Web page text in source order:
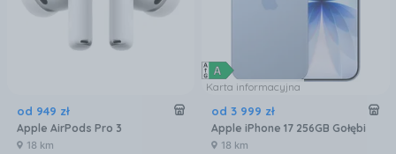
od 949 zł
Apple AirPods Pro 3
18 km
Karta informacyjna
od 3 999 zł
Apple iPhone 17 256GB Gołębi
18 km